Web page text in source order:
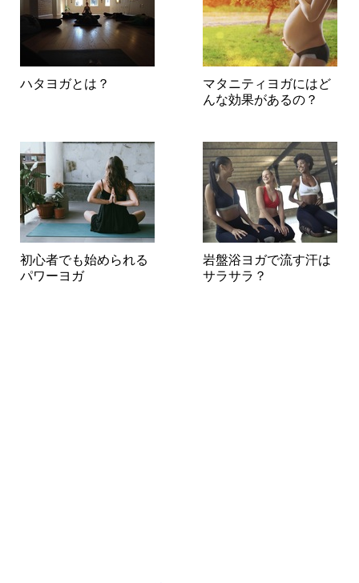
ハタヨガとは？
マタニティヨガにはど
んな効果があるの？
初心者でも始められる
パワーヨガ
岩盤浴ヨガで流す汗は
サラサラ？